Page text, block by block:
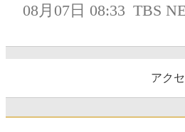
08月07日 08:33 TBS
アク